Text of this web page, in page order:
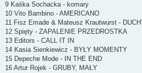
9 Kaśka Sochacka - komary
10 Vito Bambino - AMERICANO
11 Fisz Emade & Mateusz Krautwurst -
12 Spięty - ZAPALENIE PRZEDROSTKA
13 Editors - CALL IT IN
14 Kasia Sienkiewicz - BYŁY MOMENTY
15 Depeche Mode - IN THE END
16 Artur Rojek - GRUBY, MAŁY